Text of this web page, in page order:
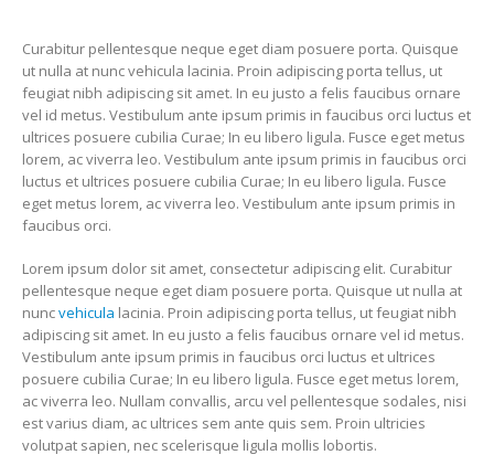
Curabitur pellentesque neque eget diam posuere porta. Quisque
ut nulla at nunc vehicula lacinia. Proin adipiscing porta tellus, ut
feugiat nibh adipiscing sit amet. In eu justo a felis faucibus ornare
vel id metus. Vestibulum ante ipsum primis in faucibus orci luctus et
ultrices posuere cubilia Curae; In eu libero ligula. Fusce eget metus
lorem, ac viverra leo. Vestibulum ante ipsum primis in faucibus orci
luctus et ultrices posuere cubilia Curae; In eu libero ligula. Fusce
eget metus lorem, ac viverra leo. Vestibulum ante ipsum primis in
faucibus orci.
Lorem ipsum dolor sit amet, consectetur adipiscing elit. Curabitur
pellentesque neque eget diam posuere porta. Quisque ut nulla at
nuncvehicula lacinia. Proin adipiscing porta tellus, ut feugiat nibh
adipiscing sit amet. In eu justo a felis faucibus ornare vel id metus.
Vestibulum ante ipsum primis in faucibus orci luctus et ultrices
posuere cubilia Curae; In eu libero ligula. Fusce eget metus lorem,
ac viverra leo. Nullam convallis, arcu vel pellentesque sodales, nisi
est varius diam, ac ultrices sem ante quis sem. Proin ultricies
volutpat sapien, nec scelerisque ligula mollis lobortis.